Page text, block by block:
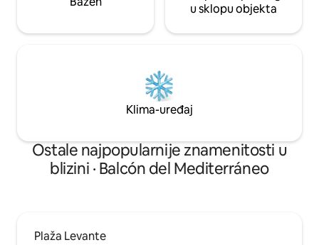
u sklopu objekta
Klima-uređaj
Ostale najpopularnije znamenitosti u
blizini · Balcón del Mediterráneo
Plaža Levante